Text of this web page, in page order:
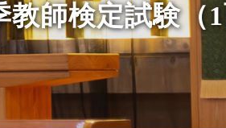
教師検定試験（